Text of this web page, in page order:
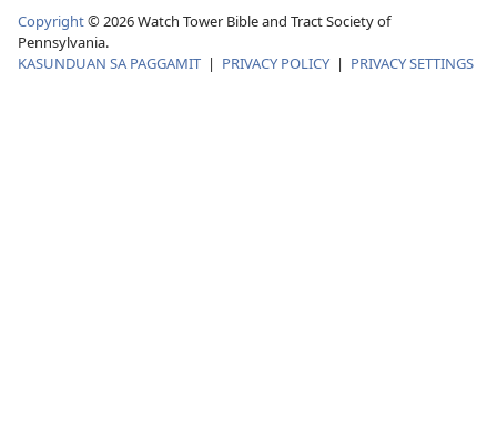
Copyright©2026Watch Tower Bible and Tract Society of
Pennsylvania.
KASUNDUAN SA PAGGAMIT | PRIVACY POLICY | PRIVACY SETTINGS